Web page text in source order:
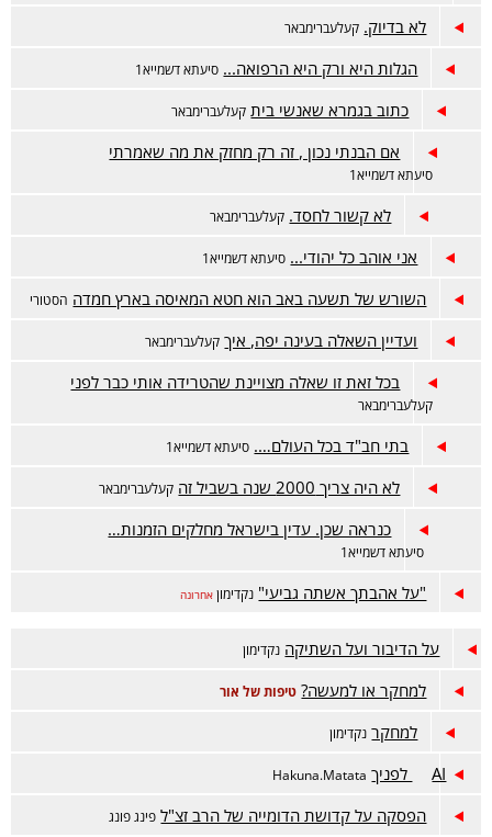
לא בדיוק. קעלעברימבאר
הגלות היא ורק היא הרפואה... סיעתא דשמייא1
כתוב בגמרא שאנשי בית קעלעברימבאר
אם הבנתי נכון , זה רק מחזק את מה שאמרתי
סיעתא דשמייא1
לא קשור לחסד. קעלעברימבאר
אני אוהב כל יהודי... סיעתא דשמייא1
השורש של תשעה באב הוא חטא המאיסה בארץ חמדה הסטורי
ועדיין השאלה בעינה יפה, איך קעלעברימבאר
בכל זאת זו שאלה מצויינת שהטרידה אותי כבר לפני
קעלעברימבאר
בתי חב"ד בכל העולם…. סיעתא דשמייא1
לא היה צריך 2000 שנה בשביל זה קעלעברימבאר
כנראה שכן. עדין בישראל מחלקים הזמנות…
סיעתא דשמייא1
"על אהבתך אשתה גביעי" נקדימון אחרונה
על הדיבור ועל השתיקה נקדימון
למחקר או למעשה? טיפות של אור
למחקר נקדימון
AI לפניך Hakuna.Matata
הפסקה על קדושת הדומייה של הרב זצ"ל פינג פונג